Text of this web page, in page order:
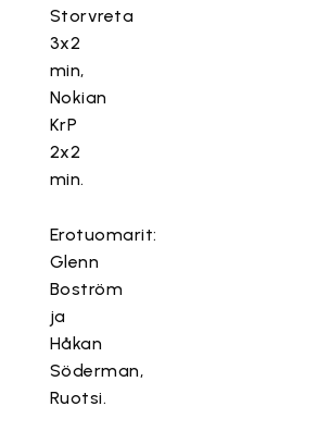
Storvreta
3x2
min,
Nokian
KrP
2x2
min.
Erotuomarit:
Glenn
Boström
ja
Håkan
Söderman,
Ruotsi.